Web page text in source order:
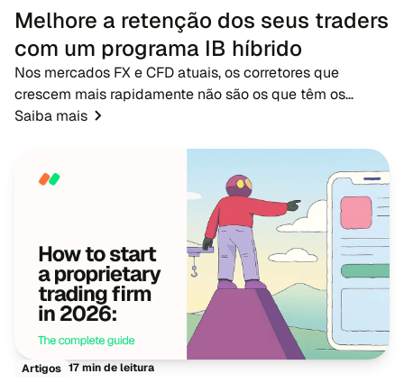
Melhore a retenção dos seus traders
com um programa IB híbrido
Nos mercados FX e CFD atuais, os corretores que
crescem mais rapidamente não são os que têm os
maiores orçamentos de publicidade - são os que têm
Saiba mais
Artigos 17 min de leitura